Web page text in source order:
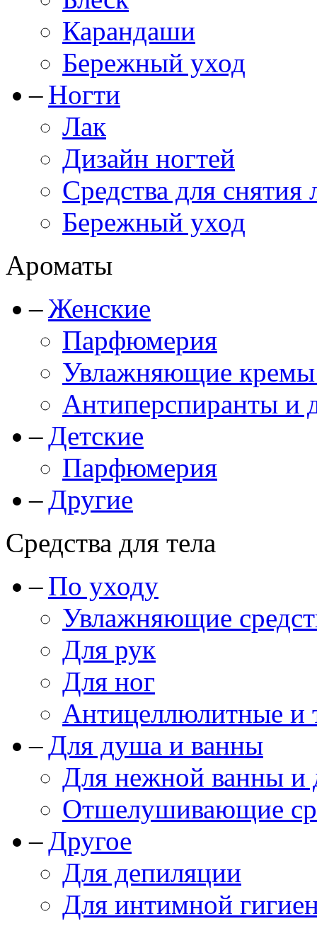
Карандаши
Бережный уход
Ногти
Лак
Дизайн ногтей
Средства для снятия
Бережный уход
Ароматы
Женские
Парфюмерия
Увлажняющие кремы
Антиперспиранты и
Детские
Парфюмерия
Другие
Средства для тела
По уходу
Увлажняющие
Для рук
Для ног
Антицеллюлитные и
Для душа и ванны
Для нежной ванны и
Отшелушивающие
Другое
Для депиляции
Для интимной